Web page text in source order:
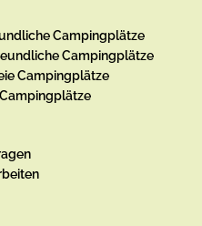
Campingplätze
Campingplätze
Campingplätze